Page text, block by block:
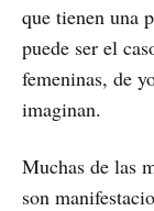
que tienen una
puede ser el
femeninas, de
imaginan.
Muchas de las
son